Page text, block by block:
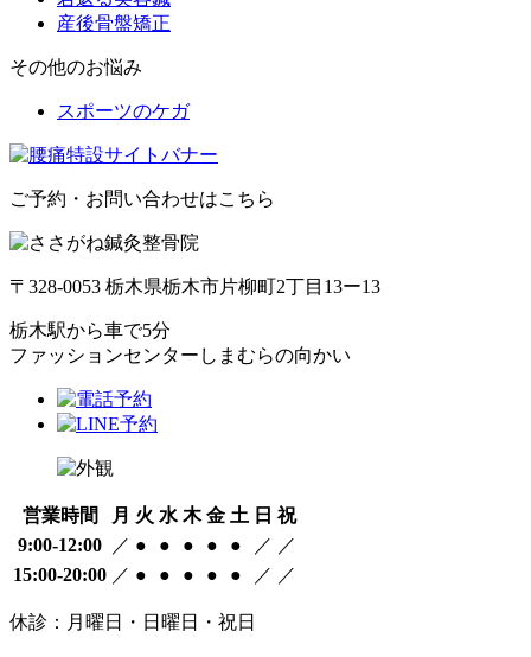
産後骨盤矯正
その他のお悩み
スポーツのケガ
ご予約・お問い合わせはこちら
〒328-0053 栃木県栃木市片柳町2丁目13ー13
栃木駅から車で5分
ファッションセンターしまむらの向かい
営業時間 月 火 水 木 金 土 日 祝
9:00-12:00
／ ● ● ● ● ● ／ ／
15:00-20:00 ／ ● ● ● ● ● ／ ／
休診：月曜日・日曜日・祝日